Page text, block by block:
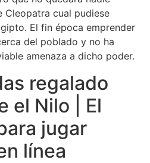
Cleopatra cual pudiese
El fin época emprender
del poblado y no ha
amenaza a dicho poder.
regalado
el Nilo | El
jugar
línea